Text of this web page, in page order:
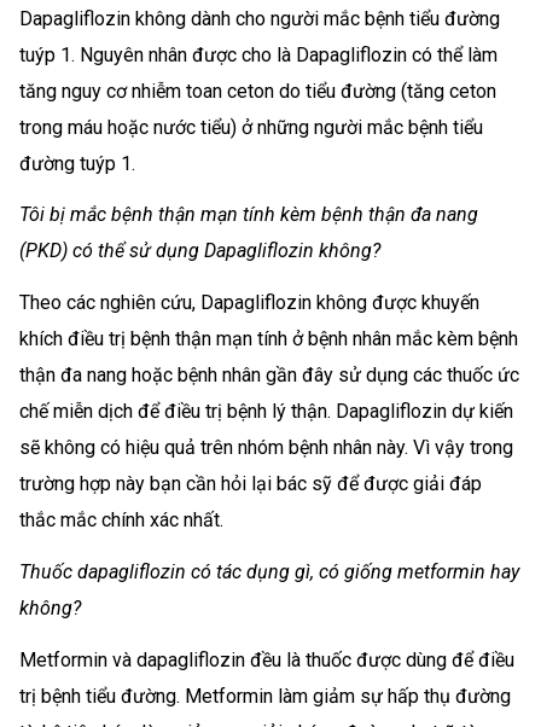
Dapagliflozin không dành cho người mắc bệnh tiểu đường
tuýp 1. Nguyên nhân được cho là Dapagliflozin có thể làm
tăng nguy cơ nhiễm toan ceton do tiểu đường (tăng ceton
trong máu hoặc nước tiểu) ở những người mắc bệnh tiểu
đường tuýp 1.
Tôi bị mắc bệnh thận mạn tính kèm bệnh thận đa nang
(PKD) có thể sử dụng Dapagliflozin không?
Theo các nghiên cứu, Dapagliflozin không được khuyến
khích điều trị bệnh thận mạn tính ở bệnh nhân mắc kèm bệnh
thận đa nang hoặc bệnh nhân gần đây sử dụng các thuốc ức
chế miễn dịch để điều trị bệnh lý thận. Dapagliflozin dự kiến
sẽ không có hiệu quả trên nhóm bệnh nhân này. Vì vậy trong
trường hợp này bạn cần hỏi lại bác sỹ để được giải đáp
thắc mắc chính xác nhất.
Thuốc dapagliflozin có tác dụng gì, có giống metformin hay
không?
Metformin và dapagliflozin đều là thuốc được dùng để điều
trị bệnh tiểu đường. Metformin làm giảm sự hấp thụ đường